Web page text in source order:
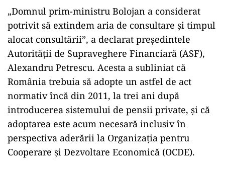
„Domnul prim-ministru Bolojan a considerat
potrivit să extindem aria de consultare și timpul
alocat consultării”, a declarat președintele
Autorității de Supraveghere Financiară (ASF),
Alexandru Petrescu. Acesta a subliniat că
România trebuia să adopte un astfel de act
normativ încă din 2011, la trei ani după
introducerea sistemului de pensii private, și că
adoptarea este acum necesară inclusiv în
perspectiva aderării la Organizația pentru
Cooperare și Dezvoltare Economică (OCDE).